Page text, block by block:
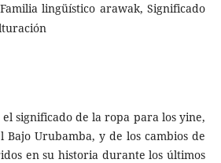
lingüístico arawak, Significado
significado de la ropa para los yine,
Urubamba, y de los cambios de
en su historia durante los últimos